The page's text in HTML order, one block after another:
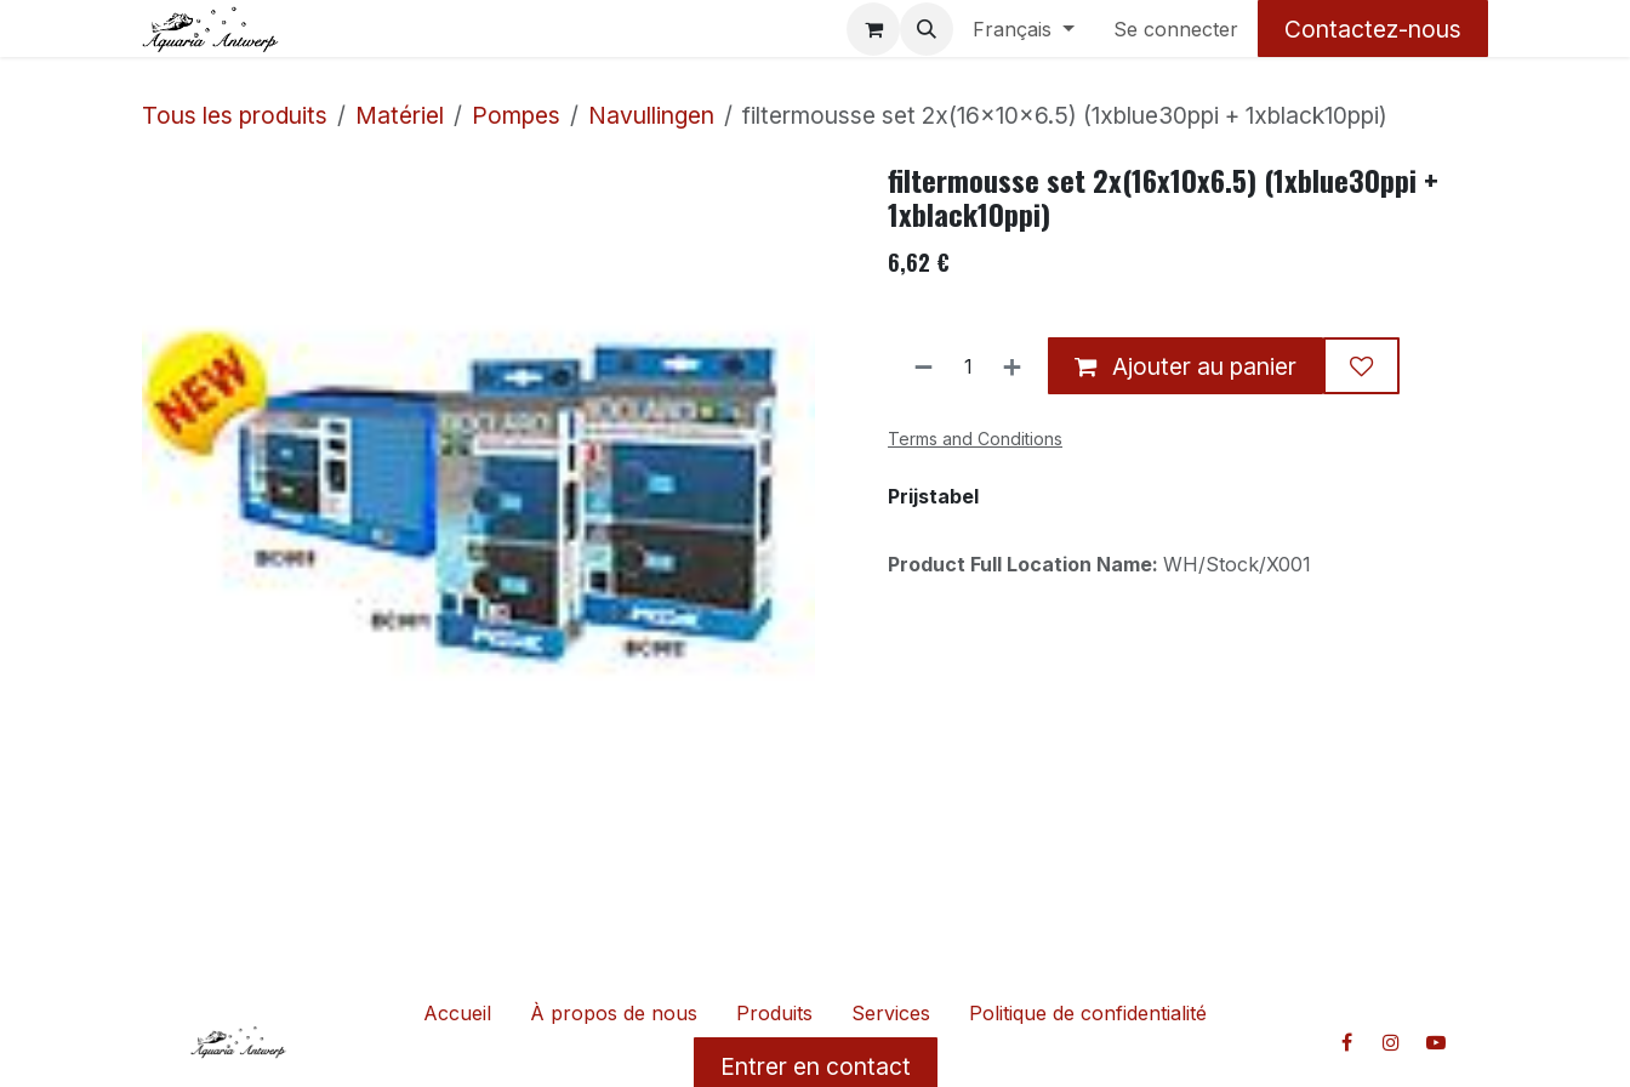
Se rendre au contenu Français Se connecter Contactez-nous
Tous les produits Matériel Pompes Navullingen filtermousse set 2x(16x10x6.5) (1xblue30ppi + 1xblack10ppi)
filtermousse set 2x(16x10x6.5) (1xblue30ppi +
1xblack10ppi)
6,62 €
Ajouter au panier
Terms and Conditions
Prijstabel
Product Full Location Name: WH/Stock/X001
Accueil À propos de nous Produits Services Politique de confidentialité
Entrer en contact